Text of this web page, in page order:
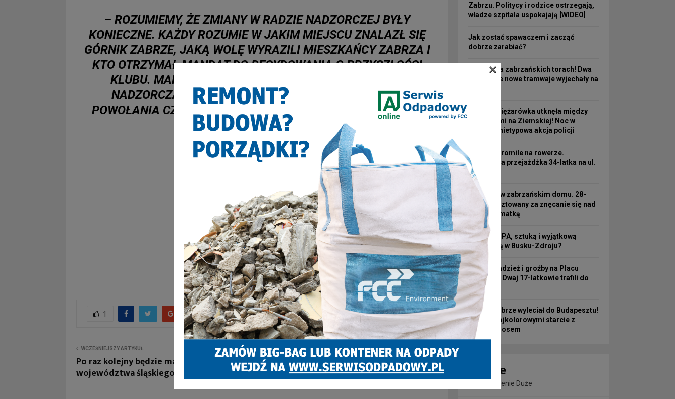
– ROZUMIEMY, ŻE ZMIANY W RADZIE NADZORCZEJ BYŁY
KONIECZNE. KAŻDY ROZUMIE W JAKIM MIEJSCU ZNALAZŁ SIĘ
GÓRNIK ZABRZE, JAKĄ WOLĘ WYRAZILI MIESZKAŃCY ZABRZA I
KTO OTRZYMAŁ MANDAT DO DECYDOWANIA O PRZYSZŁOŚCI
KLUBU. MAMY NADZIEJĘ, ŻE NOWO POWOŁANA RADA
NADZORCZA WSTRZYMA SIĘ W KLUCZOWEJ SPRAWIE
POWOŁANIA CZŁONKÓW ZARZĄDU – ZAAPELOWALI KIBICE Z
TORCIDY.
1
WCZEŚNIEJSZY ARTYKUŁ
Po raz kolejny będzie marszałkiem
województwa śląskiego?
NASTĘPNY ARTYKUŁ
Osuszacz Przemysłowy: Kluczowe
Narzędzie w Kontroli Wilgotności
Zabrzu. Politycy i rodzice ostrzegają,
władze szpitala uspokajają [WIDEO]
Jak zostać spawaczem i zacząć
dobrze zarabiać?
Nowość na zabrzańskich torach! Dwa
fabrycznie nowe tramwaje wyjechały na
Turecka ciężarówka utknęła między
wiaduktami na Ziemskiej! Noc w
pułapce i nietypowa akcja policji
Ponad 2 promile na rowerze.
Kosztowna przejażdżka 34-latka na ul.
3 Maja
Koszmar w zabrzańskim domu. 28-
latek aresztowany za znęcanie się nad
63-letnią matką
Hotel ze SPA, sztuką i wyjątkową
atmosferą w Busku-Zdroju?
Nocna kradzież i groźby na Placu
Wolności! Dwaj 17-latkowie trafili do
aresztu
Górnik Zabrze wyleciał do Budapesztu!
Przed Trójkolorowymi starcie z
Ferencvárosem
Zabrze
Zachmurzenie Duże
×